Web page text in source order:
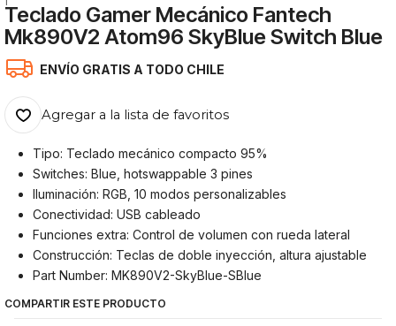
Teclado Gamer Mecánico Fantech
Mk890V2 Atom96 SkyBlue Switch Blue
ENVÍO GRATIS A TODO CHILE
Agregar a la lista de favoritos
Tipo: Teclado mecánico compacto 95%
Switches: Blue, hotswappable 3 pines
Iluminación: RGB, 10 modos personalizables
Conectividad: USB cableado
Funciones extra: Control de volumen con rueda lateral
Construcción: Teclas de doble inyección, altura ajustable
Part Number: MK890V2-SkyBlue-SBlue
COMPARTIR ESTE PRODUCTO